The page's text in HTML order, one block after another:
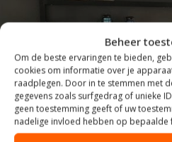
Beheer
Om de beste ervaringen te bieden,
cookies om informatie over je
raadplegen. Door in te stemmen met
gegevens zoals surfgedrag of unieke
geen toestemming geeft of uw
nadelige invloed hebben op bepaalde